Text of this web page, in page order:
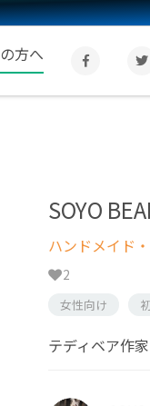
方へ
SOYO
ハンドメイド
2
女性向け
テディベア作